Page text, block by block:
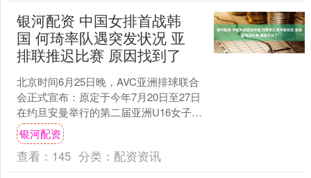
银河配资 中国女排首战韩
国 何琦率队遇突发状况 亚
排联推迟比赛 原因找到了
北京时间6月25日晚，AVC亚洲排球联合
会正式宣布：原定于今年7月20日至27日
在约旦安曼举行的第二届亚洲U16女子排
球锦标赛，将延期至2025年11月1日至
8....
银河配资
查看： 145 分类： 配资资讯